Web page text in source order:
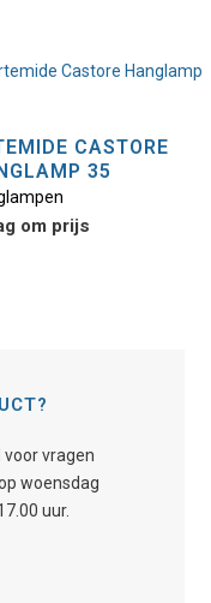
CASTORE
35
om prijs
vragen
woensdag
uur.